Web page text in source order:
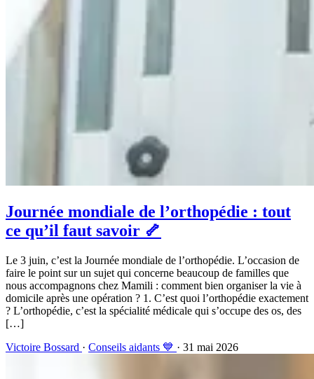
Journée mondiale de l’orthopédie : tout
ce qu’il faut savoir 🦴
Le 3 juin, c’est la Journée mondiale de l’orthopédie. L’occasion de
faire le point sur un sujet qui concerne beaucoup de familles que
nous accompagnons chez Mamili : comment bien organiser la vie à
domicile après une opération ? 1. C’est quoi l’orthopédie exactement
? L’orthopédie, c’est la spécialité médicale qui s’occupe des os, des
[…]
Victoire Bossard · Conseils aidants 💙 · 31 mai 2026